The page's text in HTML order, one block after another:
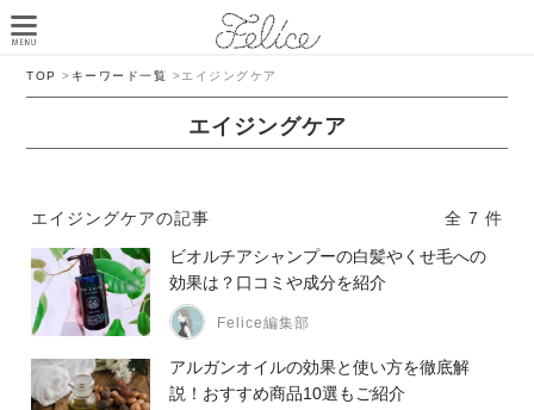
TOP > キーワード一覧 >エイジングケア
エイジングケア
エイジングケアの記事
全 7 件
ビオルチアシャンプーの白髪やくせ毛への
効果は？口コミや成分を紹介
Felice編集部
アルガンオイルの効果と使い方を徹底解
説！おすすめ商品10選もご紹介